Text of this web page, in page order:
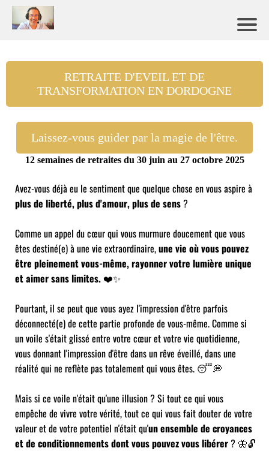
RETRAITE D'EVEIL ET DE
TRANSFORMATION EN DORDOGNE
Laissez-vous guider par la magie de l'être.
12 semaines de retraites du 30 juin au 27 octobre 2025
Avez-vous déjà eu le sentiment que quelque chose en vous aspire à
plus de liberté, plus d'amour, plus de sens ?
Comme un appel du cœur qui vous murmure doucement que vous
êtes destiné(e) à une vie extraordinaire,une vie où vous pouvez
être pleinement vous-même, rayonner votre lumière unique
et aimer sans limites. ❤️✨
Pourtant, il se peut que vous ayez l'impression d'être parfois
déconnecté(e) de cette partie profonde de vous-même. Comme si
un voile s'était glissé entre votre cœur et votre vie quotidienne,
vous donnant l'impression d'être dans un rêve éveillé, dans une
réalité qui ne reflète pas totalement qui vous êtes. 😴💭
Mais si ce voile n'était qu'une illusion ? Si tout ce qui vous
empêche de vivre votre vérité, tout ce qui vous fait douter de votre
valeur et de votre potentiel n'était qu'un ensemble de croyances
et de conditionnements dont vous pouvez vous libérer ? 🦋🔓